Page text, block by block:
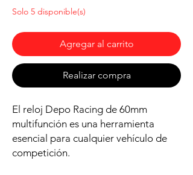
Solo 5 disponible(s)
Agregar al carrito
Realizar compra
El reloj Depo Racing de 60mm
multifunción es una herramienta
esencial para cualquier vehículo de
competición.